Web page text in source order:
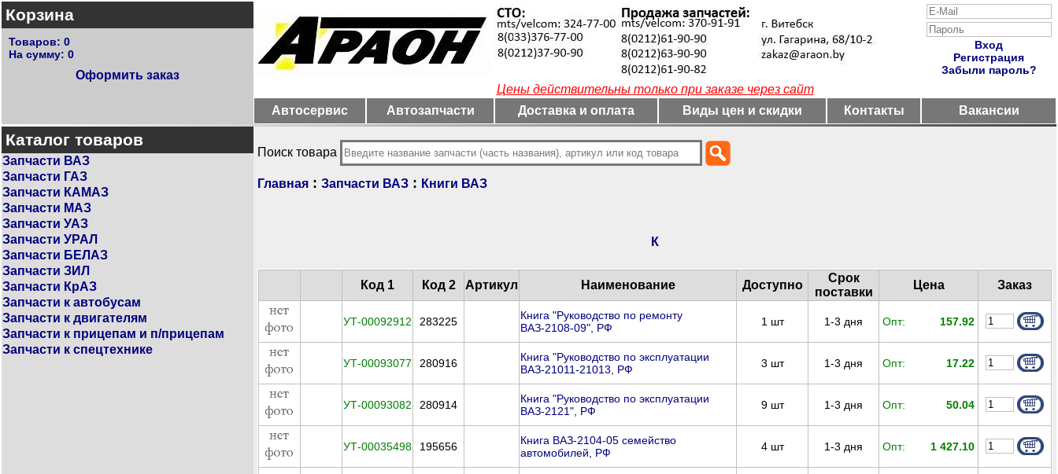
Корзина
Товаров: 0
На сумму: 0
Оформить заказ
Вход
Регистрация
Забыли пароль?
Цены действительны только при заказе через сайт
Автосервис
Автозапчасти Доставка и оплата Виды цен и скидки Контакты Вакансии
Каталог товаров
Запчасти ВАЗ
Запчасти ГАЗ
Запчасти КАМАЗ
Запчасти МАЗ
Запчасти УАЗ
Запчасти УРАЛ
Запчасти БЕЛАЗ
Запчасти ЗИЛ
Запчасти КрАЗ
Запчасти к автобусам
Запчасти к двигателям
Запчасти к прицепам и п/прицепам
Запчасти к спецтехнике
Поиск товара
Главная : Запчасти ВАЗ : Книги ВАЗ
К
Код 1 Код 2 Артикул Наименование Доступно
Срок
поставки
Цена Заказ
УТ-00092912 283225
Книга "Руководство по ремонту
ВАЗ-2108-09", РФ
1 шт 1-3 дня Опт: 157.92
УТ-00093077 280916
Книга "Руководство по эксплуатации
ВАЗ-21011-21013, РФ
3 шт 1-3 дня Опт: 17.22
УТ-00093082 280914
Книга "Руководство по эксплуатации
ВАЗ-2121", РФ
9шт 1-3 дня Опт: 50.04
УТ-00035498 195656
Книга ВАЗ-2104-05 семейство
автомобилей, РФ
4шт 1-3 дня Опт: 1 427.10